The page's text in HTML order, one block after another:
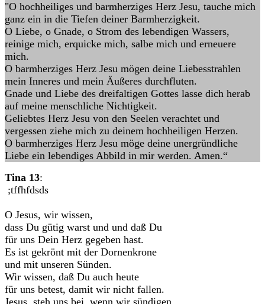
"O hochheiliges und barmherziges Herz Jesu, tauche mich
ganz ein in die Tiefen deiner Barmherzigkeit.
O Liebe, o Gnade, o Strom des lebendigen Wassers,
reinige mich, erquicke mich, salbe mich und erneuere
mich.
O barmherziges Herz Jesu mögen deine Liebesstrahlen
mein Inneres und mein Äußeres durchfluten.
Gnade und Liebe des dreifaltigen Gottes lasse dich herab
auf meine menschliche Nichtigkeit.
Geliebtes Herz Jesu von den Seelen verachtet und
vergessen ziehe mich zu deinem hochheiligen Herzen.
O barmherziges Herz Jesu möge deine unergründliche
Liebe ein lebendiges Abbild in mir werden. Amen.“
Tina 13:
;tffhfdsds
O Jesus, wir wissen,
dass Du gütig warst und und daß Du
für uns Dein Herz gegeben hast.
Es ist gekrönt mit der Dornenkrone
und mit unseren Sünden.
Wir wissen, daß Du auch heute
für uns betest, damit wir nicht fallen.
Jesus, steh uns bei, wenn wir sündigen.